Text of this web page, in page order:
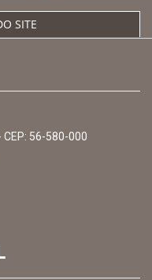
SITE
56-580-000